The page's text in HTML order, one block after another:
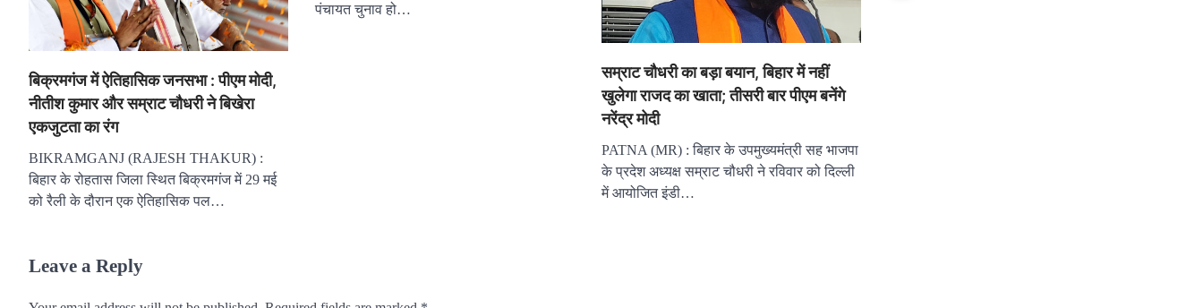
बिक्रमगंज में ऐतिहासिक जनसभा : पीएम मोदी,
नीतीश कुमार और सम्राट चौधरी ने बिखेरा
एकजुटता का रंग
BIKRAMGANJ (RAJESH THAKUR) :
बिहार के रोहतास जिला स्थित बिक्रमगंज में 29 मई
को रैली के दौरान एक ऐतिहासिक पल…
पंचायत चुनाव हो…
सम्राट चौधरी का बड़ा बयान, बिहार में नहीं
खुलेगा राजद का खाता; तीसरी बार पीएम बनेंगे
नरेंद्र मोदी
PATNA (MR) : बिहार के उपमुख्यमंत्री सह भाजपा
के प्रदेश अध्यक्ष सम्राट चौधरी ने रविवार को दिल्ली
में आयोजित इंडी…
Leave a Reply